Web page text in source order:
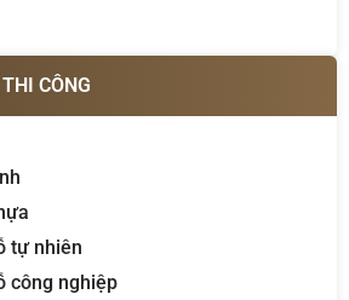
CÔNG
tự nhiên
công nghiệp